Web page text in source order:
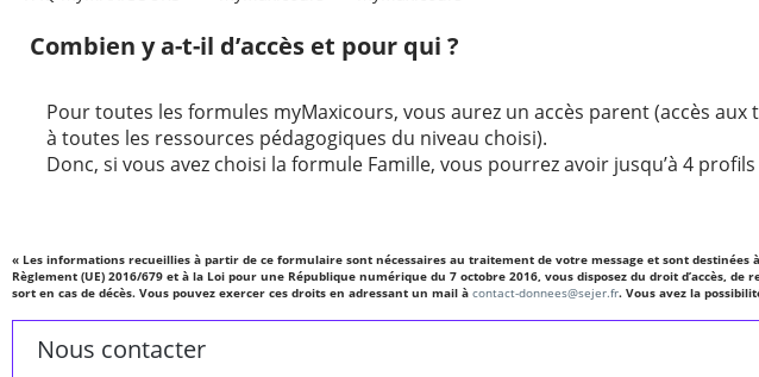
Combien y a-t-il d’accès et pour qui ?
Pour toutes les formules myMaxicours, vous aurez un accès parent (accès
à toutes les ressources pédagogiques du niveau choisi).
Donc, si vous avez choisi la formule Famille, vous pourrez avoir jusqu’à 4
« Les informations recueillies à partir de ce formulaire sont nécessaires au traitement de votre message et sont
Règlement (UE) 2016/679 et à la Loi pour une République numérique du 7 octobre 2016, vous disposez du droit d’accès,
sort en cas de décès. Vous pouvez exercer ces droits en adressant un mail à contact-donnees@sejer.fr. Vous avez la
Nous contacter